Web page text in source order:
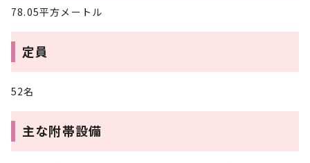
78.05平方メートル
定員
52名
主な附帯設備